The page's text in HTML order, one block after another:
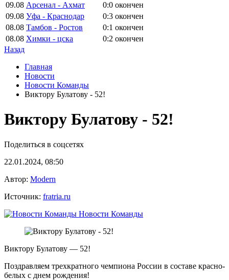
09.08 Арсенал - Ахмат 0:0 окончен
09.08 Уфа - Краснодар 0:3 окончен
08.08 Тамбов - Ростов 0:1 окончен
08.08 Химки - цска 0:2 окончен
Назад
Главная
Новости
Новости Команды
Виктору Булатову - 52!
Виктору Булатову - 52!
Поделиться в соцсетях
22.01.2024, 08:50
Автор: Modern
Источник: fratria.ru
Новости Команды
Виктору Булатову — 52!
Поздравляем трехкратного чемпиона России в составе красно-
белых с днем рождения!